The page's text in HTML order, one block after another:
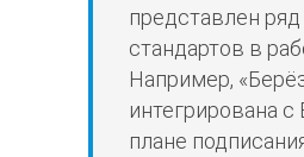
представлен
стандартов в
Например,
интегрирована с
плане